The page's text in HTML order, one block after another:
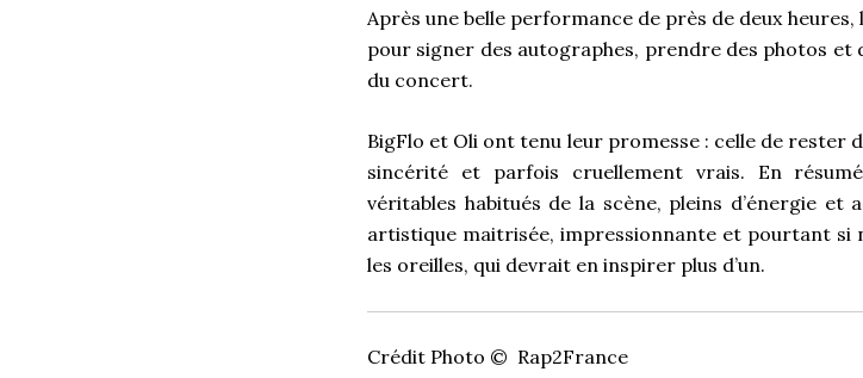
Après une belle performance de près de deux
pour signer des autographes, prendre des photos et
du concert.
BigFlo et Oli ont tenu leur promesse : celle de rester
sincérité et parfois cruellement vrais. En
véritables habitués de la scène, pleins d’énergie et
artistique maitrisée, impressionnante et pourtant si
les oreilles, qui devrait en inspirer plus d’un.
Crédit Photo © Rap2France